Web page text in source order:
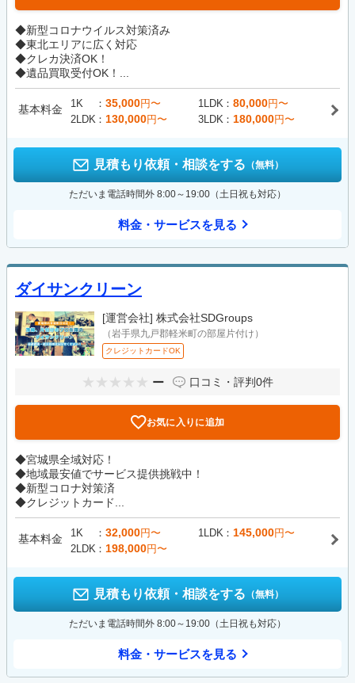
◆新型コロナウイルス対策済み
◆東北エリアに広く対応
◆クレカ決済OK！
◆遺品買取受付OK！...
基本料金 1K 35,000円〜 1LDK 80,000円〜
2LDK
130,000円〜 3LDK 180,000円〜
見積もり依頼・相談をする （無料）
ただいま電話時間外 8:00～19:00（土日祝も対応）
料金・サービスを見る
ダイサンクリーン
[運営会社] 株式会社SDGroups
（岩手県九戸郡軽米町の部屋片付け）
クレジットカードOK
ー 口コミ・評判0件
お気に入りに追加
◆宮城県全域対応！
◆地域最安値でサービス提供挑戦中！
◆新型コロナ対策済
◆クレジットカード...
基本料金 1K 32,000円〜 1LDK 145,000円〜
2LDK
198,000円〜
見積もり依頼・相談をする （無料）
ただいま電話時間外 8:00～19:00（土日祝も対応）
料金・サービスを見る